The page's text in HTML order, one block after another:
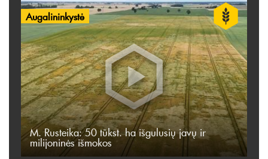
Augalininkystė
M. Rusteika: 50 tūkst. ha išgulusių javų ir
milijoninės išmokos